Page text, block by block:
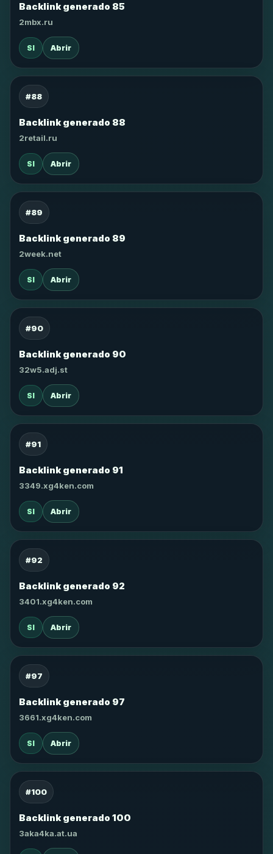
Backlink generado 85
2mbx.ru
SI Abrir
#88
Backlink generado 88
2retail.ru
SI Abrir
#89
Backlink generado 89
2week.net
SI Abrir
#90
Backlink generado 90
32w5.adj.st
SI Abrir
#91
Backlink generado 91
3349.xg4ken.com
SI Abrir
#92
Backlink generado 92
3401.xg4ken.com
SI Abrir
#97
Backlink generado 97
3661.xg4ken.com
SI Abrir
#100
Backlink generado 100
3aka4ka.at.ua